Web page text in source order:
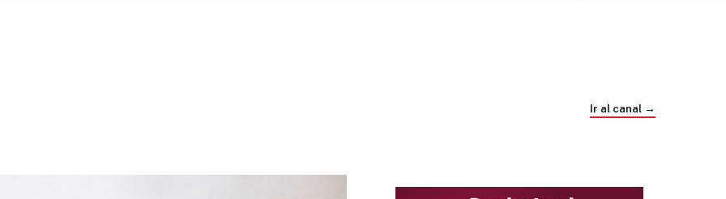
Ir al canal →